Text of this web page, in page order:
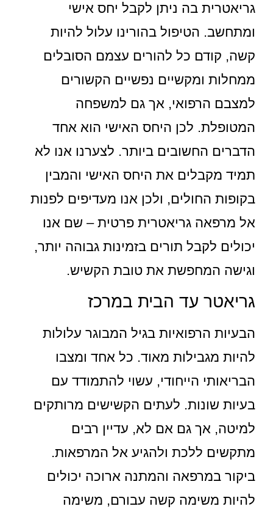
גריאטרית בה ניתן לקבל יחס אישי
ומתחשב. הטיפול בהורינו עלול להיות
קשה, קודם כל להורים עצמם הסובלים
ממחלות ומקשיים נפשיים הקשורים
למצבם הרפואי, אך גם למשפחה
המטופלת. לכן היחס האישי הוא אחד
הדברים החשובים ביותר. לצערנו אנו לא
תמיד מקבלים את היחס האישי והמבין
בקופות החולים, ולכן אנו מעדיפים לפנות
אל מרפאה גריאטרית פרטית – שם אנו
יכולים לקבל תורים בזמינות גבוהה יותר,
וגישה המחפשת את טובת הקשיש.
גריאטר עד הבית במרכז
הבעיות הרפואיות בגיל המבוגר עלולות
להיות מגבילות מאוד. כל אחד ומצבו
הבריאותי הייחודי, עשוי להתמודד עם
בעיות שונות. לעתים הקשישים מרותקים
למיטה, אך גם אם לא, עדיין רבים
מתקשים ללכת ולהגיע אל המרפאות.
ביקור במרפאה והמתנה ארוכה יכולים
להיות משימה קשה עבורם, משימה